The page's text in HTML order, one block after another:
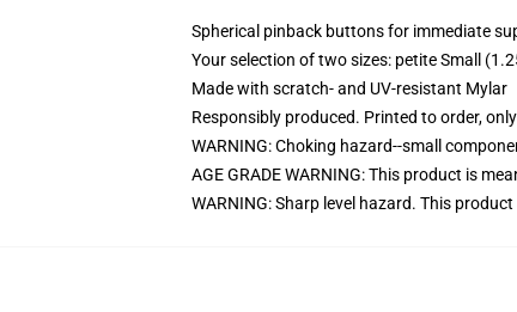
Spherical pinback buttons for immediate
Your selection of two sizes: petite Small
Made with scratch- and UV-resistant Mylar
Responsibly produced. Printed to order,
WARNING: Choking hazard--small
AGE GRADE WARNING: This product is
WARNING: Sharp level hazard. This